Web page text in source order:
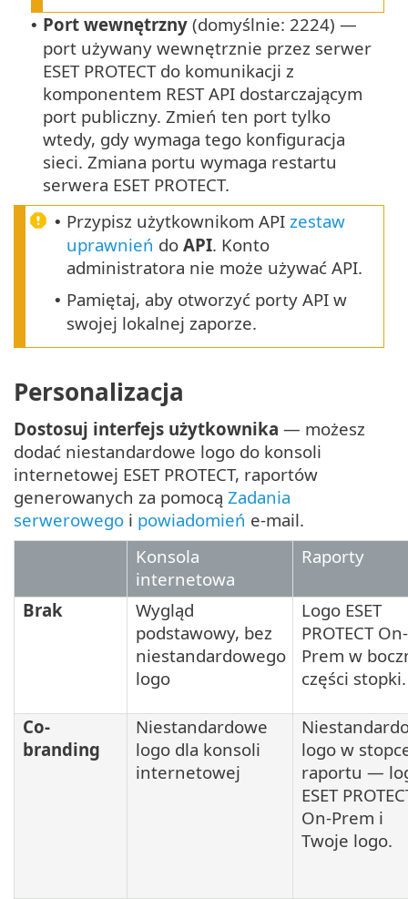
• Port wewnętrzny (domyślnie: 2224) —
port używany wewnętrznie przez serwer
ESET PROTECT do komunikacji z
komponentem REST API dostarczającym
port publiczny. Zmień ten port tylko
wtedy, gdy wymaga tego konfiguracja
sieci. Zmiana portu wymaga restartu
serwera ESET PROTECT.
• Przypisz użytkownikom API zestaw
uprawnień do API. Konto
administratora nie może używać API.
• Pamiętaj, aby otworzyć porty API w
swojej lokalnej zaporze.
Personalizacja
Dostosuj interfejs użytkownika — możesz
dodać niestandardowe logo do konsoli
internetowej ESET PROTECT, raportów
generowanych za pomocą Zadania
serwerowego i powiadomień e-mail.
Konsola
internetowa
Raporty
Brak
Wygląd
podstawowy, bez
niestandardowego
logo
Logo ESET
PROTECT On-
Prem w
części stopki.
Co-
branding
Niestandardowe
logo dla konsoli
internetowej
logo w
raportu —
ESET
On-Prem i
Twoje logo.